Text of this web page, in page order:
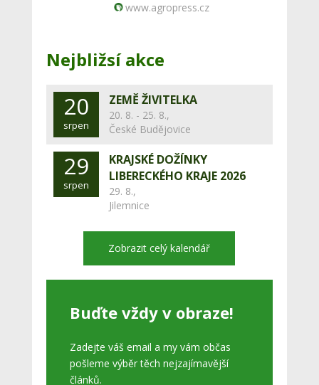
www.agropress.cz
Nejbližsí akce
20
srpen
ZEMĚ ŽIVITELKA
20. 8. - 25. 8.,
České Budějovice
29
srpen
KRAJSKÉ DOŽÍNKY
LIBERECKÉHO KRAJE 2026
29. 8.,
Jilemnice
Zobrazit celý kalendář
Buďte vždy v obraze!
Zadejte váš email a my vám občas
pošleme výběr těch nejzajímavější
článků.